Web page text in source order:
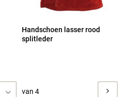
Handschoen lasser rood
splitleder
van 4